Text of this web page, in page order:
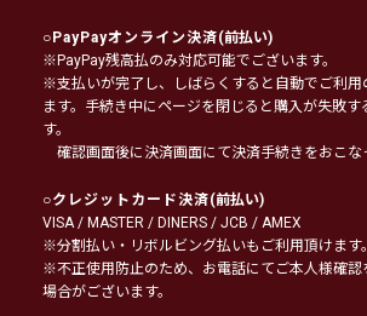
○PayPayオンライン決済(前払い)
※PayPay残高払のみ対応可能でございます。
※支払いが完了し、しばらくすると自動でご利用
ます。手続き中にページを閉じると購入が失敗す
す。
確認画面後に決済画面にて決済手続きをおこな
○クレジットカード決済(前払い)
VISA / MASTER / DINERS / JCB / AMEX
※分割払い・リボルビング払いもご利用頂けます。
※不正使用防止のため、お電話にてご本人様確認
場合がございます。